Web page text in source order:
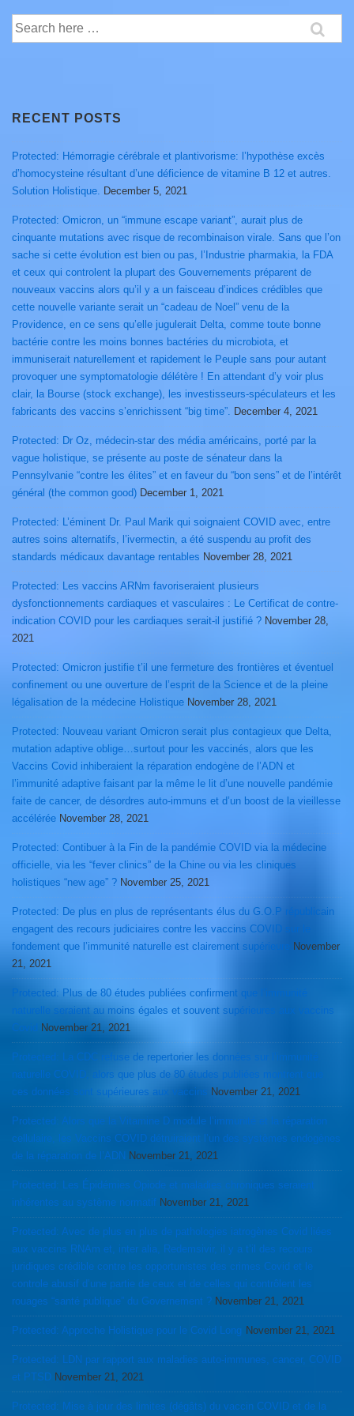
Search
for:
RECENT POSTS
Protected: Hémorragie cérébrale et plantivorisme: l’hypothèse excès
d’homocysteine résultant d’une déficience de vitamine B 12 et autres.
Solution Holistique. December 5, 2021
Protected: Omicron, un “immune escape variant”, aurait plus de
cinquante mutations avec risque de recombinaison virale. Sans que l’on
sache si cette évolution est bien ou pas, l’Industrie pharmakia, la FDA
et ceux qui controlent la plupart des Gouvernements préparent de
nouveaux vaccins alors qu’il y a un faisceau d’indices crédibles que
cette nouvelle variante serait un “cadeau de Noel” venu de la
Providence, en ce sens qu’elle jugulerait Delta, comme toute bonne
bactérie contre les moins bonnes bactéries du microbiota, et
immuniserait naturellement et rapidement le Peuple sans pour autant
provoquer une symptomatologie délétère ! En attendant d’y voir plus
clair, la Bourse (stock exchange), les investisseurs-spéculateurs et les
fabricants des vaccins s’enrichissent “big time”. December 4, 2021
Protected: Dr Oz, médecin-star des média américains, porté par la
vague holistique, se présente au poste de sénateur dans la
Pennsylvanie “contre les élites” et en faveur du “bon sens” et de l’intérêt
général (the common good) December 1, 2021
Protected: L’éminent Dr. Paul Marik qui soignaient COVID avec, entre
autres soins alternatifs, l’ivermectin, a été suspendu au profit des
standards médicaux davantage rentables November 28, 2021
Protected: Les vaccins ARNm favoriseraient plusieurs
dysfonctionnements cardiaques et vasculaires : Le Certificat de contre-
indication COVID pour les cardiaques serait-il justifié ? November 28,
2021
Protected: Omicron justifie t’il une fermeture des frontières et éventuel
confinement ou une ouverture de l’esprit de la Science et de la pleine
légalisation de la médecine Holistique November 28, 2021
Protected: Nouveau variant Omicron serait plus contagieux que Delta,
mutation adaptive oblige…surtout pour les vaccinés, alors que les
Vaccins Covid inhiberaient la réparation endogène de l’ADN et
l’immunité adaptive faisant par la même le lit d’une nouvelle pandémie
faite de cancer, de désordres auto-immuns et d’un boost de la vieillesse
accélérée November 28, 2021
Protected: Contibuer à la Fin de la pandémie COVID via la médecine
officielle, via les “fever clinics” de la Chine ou via les cliniques
holistiques “new age” ? November 25, 2021
Protected: De plus en plus de représentants élus du G.O.P républicain
engagent des recours judiciaires contre les vaccins COVID sur le
fondement que l’immunité naturelle est clairement supérieure November
21, 2021
Protected: Plus de 80 études publiées confirment que l’immunité
naturelle seraient au moins égales et souvent supérieures aux vaccins
Covid November 21, 2021
Protected: La CDC refuse de repertorier les données sur l’immunité
naturelle COVID, alors que plus de 80 études publiées montrent que
ces données sont supérieures aux vaccins November 21, 2021
Protected: Alors que la Vitamine D module l’immunité et la réparation
cellulaire, les Vaccins COVID détruiraient l’un des systèmes endogènes
de la réparation de l’ADN November 21, 2021
Protected: Les Épidémies Opiode et maladies chroniques seraient
inhérentes au système normatif November 21, 2021
Protected: Avec de plus en plus de pathologies iatrogènes Covid liées
aux vaccins RNAm et, inter alia, Redemsivir, il y a t’il des recours
juridiques crédible contre les opportunistes des crimes Covid et le
controle abusif d’une partie de ceux et de celles qui contrôlent les
rouages “santé publique” du Governement ? November 21, 2021
Protected: Approche Holistique pour le Covid Long November 21, 2021
Protected: LDN par rapport aux maladies auto-immunes, cancer, COVID
et PTSD November 21, 2021
Protected: Mise à jour des limites (dégâts) du vaccin COVID et de la